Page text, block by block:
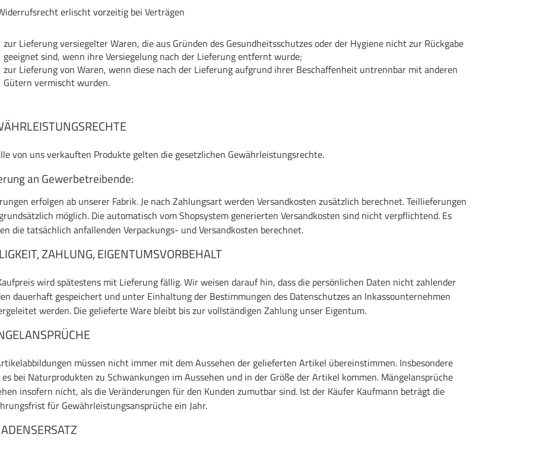
erlischt vorzeitig bei Verträgen
zur Lieferung versiegelter Waren, die aus Gründen des Gesundheitsschutzes oder der Hygiene nicht zur Rückgabe
geeignet sind, wenn ihre Versiegelung nach der Lieferung entfernt wurde;
zur Lieferung von Waren, wenn diese nach der Lieferung aufgrund ihrer Beschaffenheit untrennbar mit anderen
Gütern vermischt wurden.
von uns verkauften Produkte gelten die gesetzlichen Gewährleistungsrechte.
an Gewerbetreibende:
erfolgen ab unserer Fabrik. Je nach Zahlungsart werden Versandkosten zusätzlich berechnet. Teillieferungen
möglich. Die automatisch vom Shopsystem generierten Versandkosten sind nicht verpflichtend. Es
die tatsächlich anfallenden Verpackungs- und Versandkosten berechnet.
ZAHLUNG, EIGENTUMSVORBEHALT
wird spätestens mit Lieferung fällig. Wir weisen darauf hin, dass die persönlichen Daten nicht zahlender
dauerhaft gespeichert und unter Einhaltung der Bestimmungen des Datenschutzes an Inkassounternehmen
werden. Die gelieferte Ware bleibt bis zur vollständigen Zahlung unser Eigentum.
müssen nicht immer mit dem Aussehen der gelieferten Artikel übereinstimmen. Insbesondere
bei Naturprodukten zu Schwankungen im Aussehen und in der Größe der Artikel kommen. Mängelansprüche
insofern nicht, als die Veränderungen für den Kunden zumutbar sind. Ist der Käufer Kaufmann beträgt die
für Gewährleistungsansprüche ein Jahr.